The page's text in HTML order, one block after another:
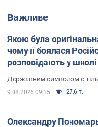
Важливе
Якою була
чому її боялася
розповідають у школі
Державним символом є
9.08.2026 09:15 27,6 т.
Олександру